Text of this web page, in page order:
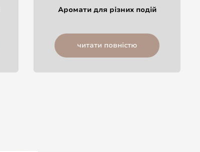
Аромати для різних подій
читати повністю